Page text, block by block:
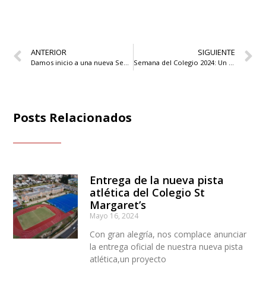
ANTERIOR
Damos inicio a una nueva Semana del Colegio
SIGUIENTE
Semana del Colegio 2024: Un cierre lleno de creatividad, espíritu y competencia
Posts Relacionados
Entrega de la nueva pista
atlética del Colegio St
Margaret’s
Mayo 16, 2024
Con gran alegría, nos complace anunciar
la entrega oficial de nuestra nueva pista
atlética,un proyecto